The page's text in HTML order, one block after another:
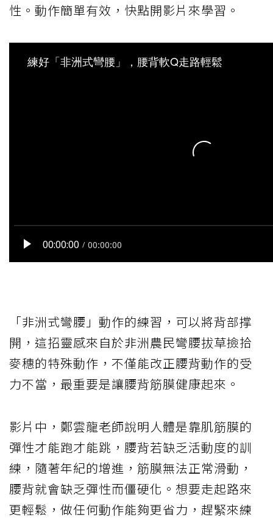
性。動作簡單有效，快點開影片來學習。
「非洲式彎腰」動作的練習，可以將背部撑
開，這招靈感來自於非洲農民彎腰拔草撿拾
麥穗的特殊動作，不僅能改正腰背動作的受
力不當，最重要是讓腰背筋膜健康起來。
影片中，鄭雲龍老師說明人體是靠肌筋膜的
彈性才能跑才能跳，腰背若缺乏活動度的訓
練，隨著年紀的增進，筋膜無法正常滑動，
腰背就會缺乏彈性而僵硬化。想要走起路來
更輕鬆，做任何動作能夠更省力，趕緊來練